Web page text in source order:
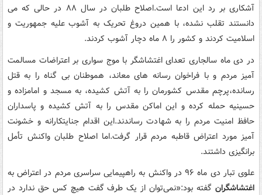
آشکاری بر رد این ادعا است.اصلاح طلبان در سال ۸۸ در حالی که می
دانستند تقلب نشده، با همین دروغ تحریک به آشوب علیه جمهوریت و
اسلامیت کردند و کشور را ۸ ماه دچار آشوب کردند.
در دی ماه سالجاری تعدای اغتشاشگر با موج سواری بر اعتراضات مسالمت
آمیز مردم و با فراخوان رسانه های معاند، هموطنان بی گناه را به قتل
رسانده،پرچم مقدس کشورمان را به آتش کشیده، به مسجد و امامزاده و
حسینیه حمله کرده و این اماکن مقدس را به آتش کشیده و پاسداران
حافظ امنیت مردم را به شهادت رساندند.این اقدام جنایتکارانه و خشونت
آمیز مورد اعتراض قاطبه مردم قرار گرفت.اما اصلاح طلبان واکنش تأمل
برانگیزی داشتند.
علوی تبار دی ماه ۹۶ در واکنش به راهپیمایی سراسری مردم در اعتراض به
اغتشاشگران گفته بود:«نمی‌توان از یک طرف گفت هیچ کس حق ندارد در